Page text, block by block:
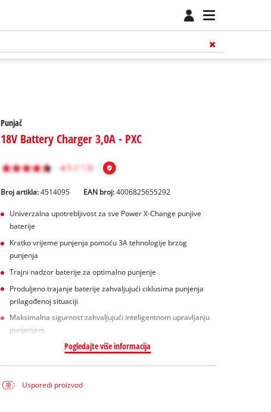
Punjač
18V Battery Charger 3,0A - PXC
Broj artikla: 4514095 EAN broj:4006825655292
Univerzalna upotrebljivost za sve Power X-Change punjive
baterije
Kratko vrijeme punjenja pomoću 3A tehnologije brzog
punjenja
Trajni nadzor baterije za optimalno punjenje
Produljeno trajanje baterije zahvaljujući ciklusima punjenja
prilagođenoj situaciji
Maksimalna sigurnost zahvaljujući inteligentnom upravljanju
punjenjem
Pogledajte više informacija
Usporedi proizvod